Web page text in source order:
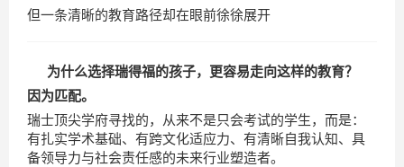
但一条清晰的教育路径却在眼前徐徐展开
为什么选择瑞得福的孩子，更容易走向这样的教育？
因为匹配。
瑞士顶尖学府寻找的，从来不是只会考试的学生，而是：
有扎实学术基础、有跨文化适应力、有清晰自我认知、具
备领导力与社会责任感的未来行业塑造者。